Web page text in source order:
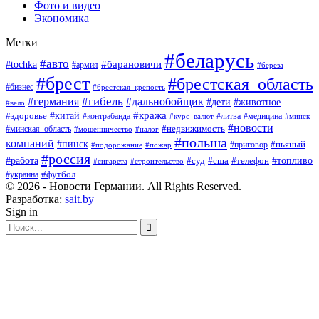
Фото и видео
Экономика
Метки
#tochka #авто #армия #барановичи #беларусь #берёза
#бизнес #брест #брестская_крепость #брестская_область
#вело #германия #гибель #дальнобойщик #дети #животное
#здоровье #китай #контрабанда #кража #курс_валют #литва #медицина #минск
#минская_область #мошенничество #налог #недвижимость #новости
компаний #пинск #подорожание #пожар #польша #приговор #пьяный
#работа #россия #сигарета #строительство #суд #сша #телефон #топливо
#украина #футбол
© 2026 - Новости Германии. All Rights Reserved.
Разработка: sait.by
Sign in